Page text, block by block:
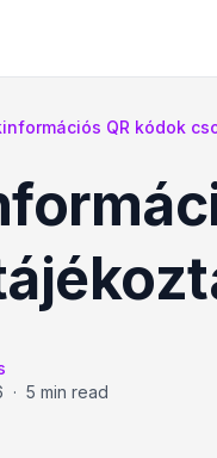
QR kódok
· 5 min read